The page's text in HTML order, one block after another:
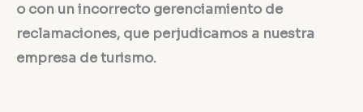
o con un incorrecto gerenciamiento de
reclamaciones, que perjudicamos a nuestra
empresa de turismo.